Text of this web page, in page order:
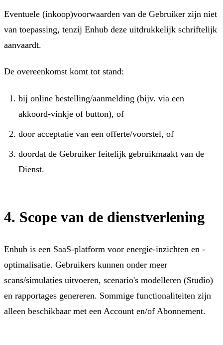
Eventuele (inkoop)voorwaarden van de Gebruiker zijn niet
van toepassing, tenzij Enhub deze uitdrukkelijk schriftelijk
aanvaardt.
De overeenkomst komt tot stand:
bij online bestelling/aanmelding (bijv. via een
akkoord-vinkje of button), of
door acceptatie van een offerte/voorstel, of
doordat de Gebruiker feitelijk gebruikmaakt van de
Dienst.
4. Scope van de dienstverlening
Enhub is een SaaS-platform voor energie-inzichten en -
optimalisatie. Gebruikers kunnen onder meer
scans/simulaties uitvoeren, scenario's modelleren (Studio)
en rapportages genereren. Sommige functionaliteiten zijn
alleen beschikbaar met een Account en/of Abonnement.